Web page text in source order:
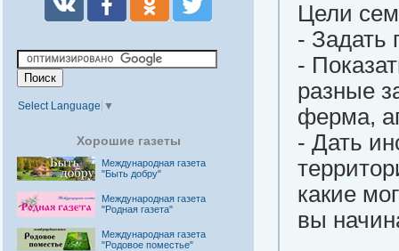
Select Language ▼
Хорошие газеты
Международная газета
"Быть добру"
Международная газета
"Родная газета"
Международная газета
"Родовое поместье"
Цели
- Задать
-
разные
ферма,
- Дать
какие
вы